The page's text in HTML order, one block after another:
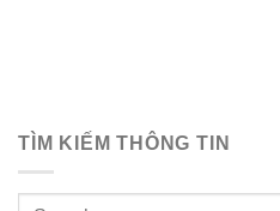
TÌM KIẾM THÔNG TIN